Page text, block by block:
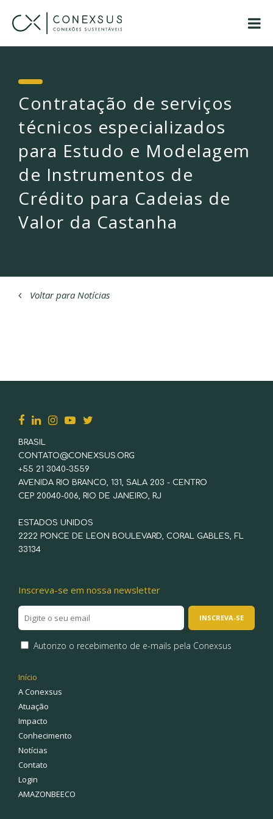
Contratação de serviços
técnicos especializados
para Estudo e Modelagem
de Instrumentos de
Crédito para Cadeias de
Valor da Castanha
Voltar para Notícias
BRASIL
CONTATO@CONEXSUS.ORG
+55 21 3040-3559
AVENIDA RIO BRANCO, 131, SALA 203 - CENTRO
CEP 20040-006, RIO DE JANEIRO, RJ
ESTADOS UNIDOS
2222 PONCE DE LEON BOULEVARD, CORAL GABLES, FL
33134
Inscreva-se em nossa newsletter
Autorizo o recebimento de e-mails pela Conexsus
Início
A Conexsus
Atuação
Impacto
Conhecimento
Notícias
Contato
Login
AMAZONBEECO